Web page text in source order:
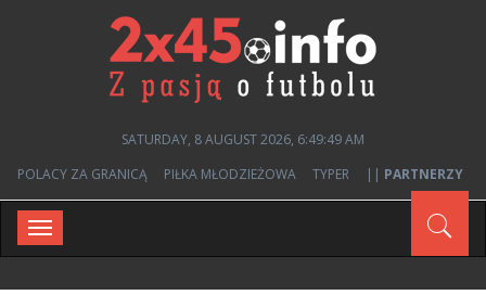
SATURDAY, 8 AUGUST 2026, 6:49:49 AM
POLACY ZA GRANICĄ
PIŁKA MŁODZIEŻOWA TYPER || PARTNERZY
Toggle
navigation